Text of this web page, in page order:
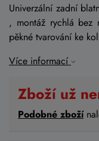
Univerzální zadní
, montáž rychlá bez
pěkné tvarování ke
Více informací
Zboží už
Podobné zboží